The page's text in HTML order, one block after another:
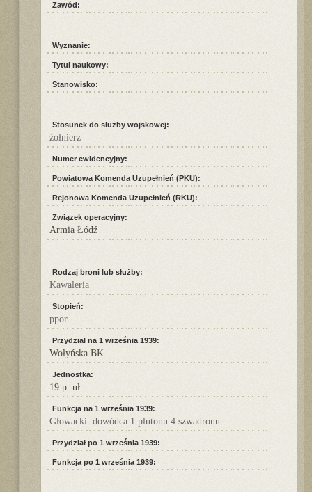
Zawód:
Wyznanie:
Tytuł naukowy:
Stanowisko:
Stosunek do służby wojskowej:
żołnierz
Numer ewidencyjny:
Powiatowa Komenda Uzupełnień (PKU):
Rejonowa Komenda Uzupełnień (RKU):
Związek operacyjny:
Armia Łódź
Rodzaj broni lub służby:
Kawaleria
Stopień:
ppor.
Przydział na 1 września 1939:
Wołyńska BK
Jednostka:
19 p. uł.
Funkcja na 1 września 1939:
Głowacki: dowódca 1 plutonu 4 szwadronu
Przydział po 1 września 1939:
Funkcja po 1 września 1939: